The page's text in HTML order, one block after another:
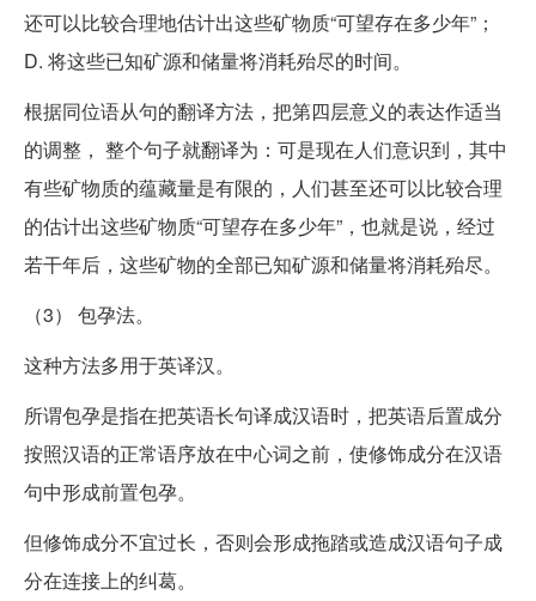
还可以比较合理地估计出这些矿物质“可望存在多少年”；
D. 将这些已知矿源和储量将消耗殆尽的时间。
根据同位语从句的翻译方法，把第四层意义的表达作适当
的调整， 整个句子就翻译为：可是现在人们意识到，其中
有些矿物质的蕴藏量是有限的，人们甚至还可以比较合理
的估计出这些矿物质“可望存在多少年”，也就是说，经过
若干年后，这些矿物的全部已知矿源和储量将消耗殆尽。
（3） 包孕法。
这种方法多用于英译汉。
所谓包孕是指在把英语长句译成汉语时，把英语后置成分
按照汉语的正常语序放在中心词之前，使修饰成分在汉语
句中形成前置包孕。
但修饰成分不宜过长，否则会形成拖踏或造成汉语句子成
分在连接上的纠葛。